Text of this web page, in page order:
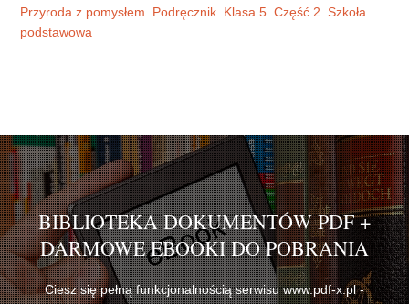
Przyroda z pomysłem. Podręcznik. Klasa 5. Część 2. Szkoła
podstawowa
BIBLIOTEKA DOKUMENTÓW PDF +
DARMOWE EBOOKI DO POBRANIA
Ciesz się pełną funkcjonalnością serwisu www.pdf-x.pl -